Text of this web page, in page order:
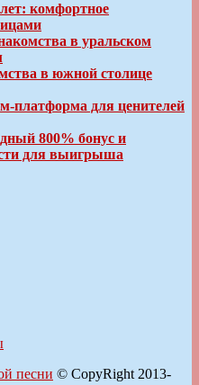
комфортное
в уральском
в южной столице
платформа для ценителей
800% бонус и
для выигрыша
песни © CopyRight 2013-